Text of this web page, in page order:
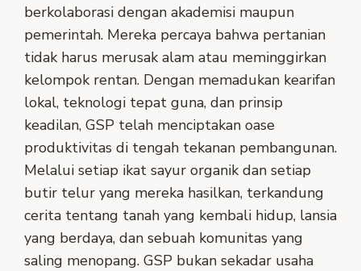
berkolaborasi dengan akademisi maupun
pemerintah. Mereka percaya bahwa pertanian
tidak harus merusak alam atau meminggirkan
kelompok rentan. Dengan memadukan kearifan
lokal, teknologi tepat guna, dan prinsip
keadilan, GSP telah menciptakan oase
produktivitas di tengah tekanan pembangunan.
Melalui setiap ikat sayur organik dan setiap
butir telur yang mereka hasilkan, terkandung
cerita tentang tanah yang kembali hidup, lansia
yang berdaya, dan sebuah komunitas yang
saling menopang. GSP bukan sekadar usaha